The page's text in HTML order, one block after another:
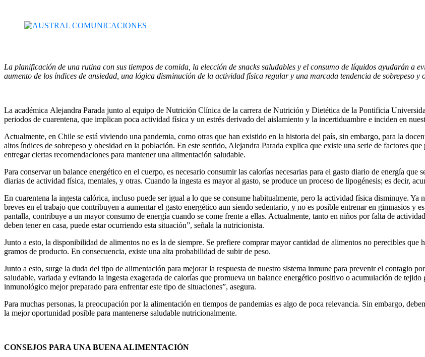
La planificación de una rutina con sus tiempos de comida, la elección de snacks saludables y el consumo de líquidos ayudarán a
aumento de los índices de ansiedad, una lógica disminución de la actividad física regular y una marcada tendencia de sobrepeso y
La académica Alejandra Parada junto al equipo de Nutrición Clínica de la carrera de Nutrición y Dietética de la Pontificia
periodos de cuarentena, que implican poca actividad física y un estrés derivado del aislamiento y la incertiduambre e inciden en
Actualmente, en Chile se está viviendo una pandemia, como otras que han existido en la historia del país, sin embargo, para la
altos índices de sobrepeso y obesidad en la población. En este sentido, Alejandra Parada explica que existe una serie de factores
entregar ciertas recomendaciones para mantener una alimentación saludable.
Para conservar un balance energético en el cuerpo, es necesario consumir las calorías necesarias para el gasto diario de energía
diarias de actividad física, mentales, y otras. Cuando la ingesta es mayor al gasto, se produce un proceso de lipogénesis; es decir,
En cuarentena la ingesta calórica, incluso puede ser igual a lo que se consume habitualmente, pero la actividad física disminuye.
breves en el trabajo que contribuyen a aumentar el gasto energético aun siendo sedentario, y no es posible entrenar en gimnasios y
pantalla, contribuye a un mayor consumo de energía cuando se come frente a ellas. Actualmente, tanto en niños por falta de
deben tener en casa, puede estar ocurriendo esta situación”, señala la nutricionista.
Junto a esto, la disponibilidad de alimentos no es la de siempre. Se prefiere comprar mayor cantidad de alimentos no perecibles
gramos de producto. En consecuencia, existe una alta probabilidad de subir de peso.
Junto a esto, surge la duda del tipo de alimentación para mejorar la respuesta de nuestro sistema inmune para prevenir el contagio
saludable, variada y evitando la ingesta exagerada de calorías que promueva un balance energético positivo o acumulación de
inmunológico mejor preparado para enfrentar este tipo de situaciones”, asegura.
Para muchas personas, la preocupación por la alimentación en tiempos de pandemias es algo de poca relevancia. Sin embargo,
la mejor oportunidad posible para mantenerse saludable nutricionalmente.
CONSEJOS PARA UNA BUENA ALIMENTACIÓN